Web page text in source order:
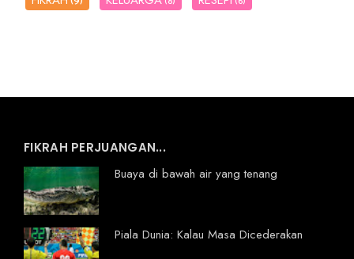
FIKRAH PERJUANGAN...
Buaya di bawah air yang tenang
Piala Dunia: Kalau Masa Dicederakan